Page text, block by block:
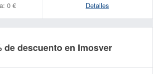
0 € Detalles
de descuento en Imosver